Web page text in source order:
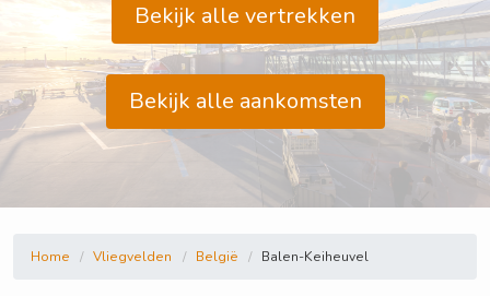
Bekijk alle vertrekken
Bekijk alle aankomsten
Home Vliegvelden België Balen-Keiheuvel